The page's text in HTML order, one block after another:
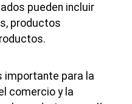
pueden incluir
productos
importante para la
comercio y la